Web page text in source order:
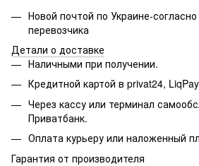
Новой почтой по Украине-
перевозчика
Детали о доставке
Наличными при получении.
Кредитной картой в privat24,
Через кассу или терминал
Приватбанк.
Оплата курьеру или наложенный
Гарантия от производителя